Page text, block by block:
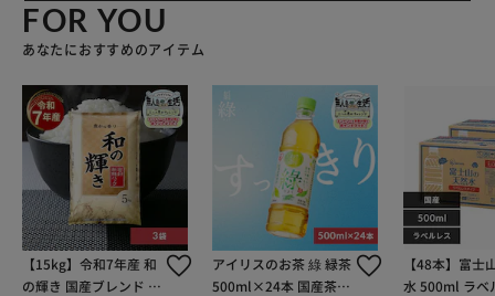
FOR YOU
あなたにおすすめのアイテム
【15kg】令和7年産 和
の輝き 国産ブレンド 5
アイリスのお茶 綠 緑茶
500ml×24本 国産茶葉
【48本】富士
水 500ml ラベ